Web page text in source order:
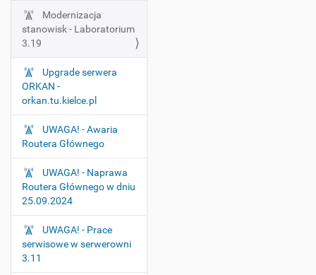
t
i
o
n
Modernizacja
stanowisk - Laboratorium
3.19
Upgrade serwera
ORKAN -
orkan.tu.kielce.pl
UWAGA! - Awaria
Routera Głównego
UWAGA! - Naprawa
Routera Głównego w dniu
25.09.2024
UWAGA! - Prace
serwisowe w serwerowni
3.11